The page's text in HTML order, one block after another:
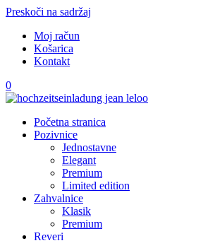
Preskoči na sadržaj
Moj račun
Košarica
Kontakt
0
Početna stranica
Pozivnice
Jednostavne
Elegant
Premium
Limited edition
Zahvalnice
Klasik
Premium
Reveri